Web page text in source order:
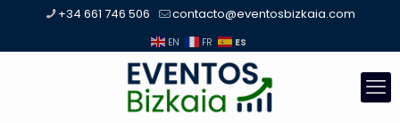
+34 661 746 506 contacto@eventosbizkaia.com
EN FR ES